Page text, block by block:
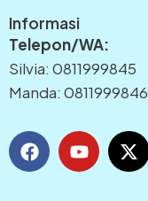
Informasi
Telepon/WA:
Silvia: 0811999845
Manda: 0811999846
F
a
c
Y
o
u
X
-
t